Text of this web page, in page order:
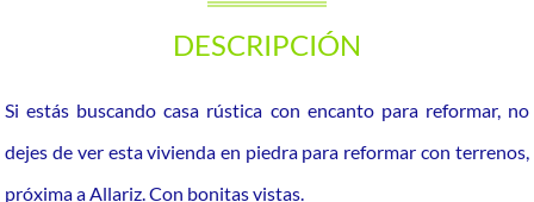
DESCRIPCIÓN
Si estás buscando casa rústica con encanto para reformar, no
dejes de ver esta vivienda en piedra para reformar con terrenos,
próxima a Allariz. Con bonitas vistas.